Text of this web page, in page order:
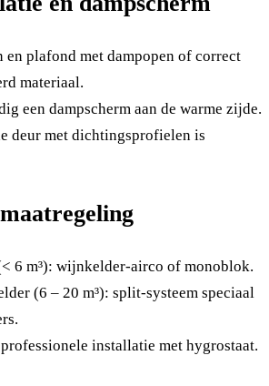
en plafond met dampopen of correct
materiaal.
een dampscherm aan de warme zijde.
deur met dichtingsprofielen is
6 m³): wijnkelder-airco of monoblok.
(6 – 20 m³): split-systeem speciaal
installatie met hygrostaat.